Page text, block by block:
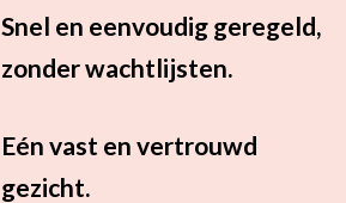
Snel en eenvoudig geregeld,
zonder wachtlijsten.
Eén vast en vertrouwd
gezicht.